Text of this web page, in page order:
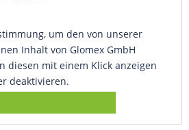
um den von unserer
Inhalt von Glomex GmbH
diesen mit einem Klick anzeigen
deaktivieren.